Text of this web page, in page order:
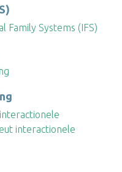
Family Systems (IFS)
interactionele